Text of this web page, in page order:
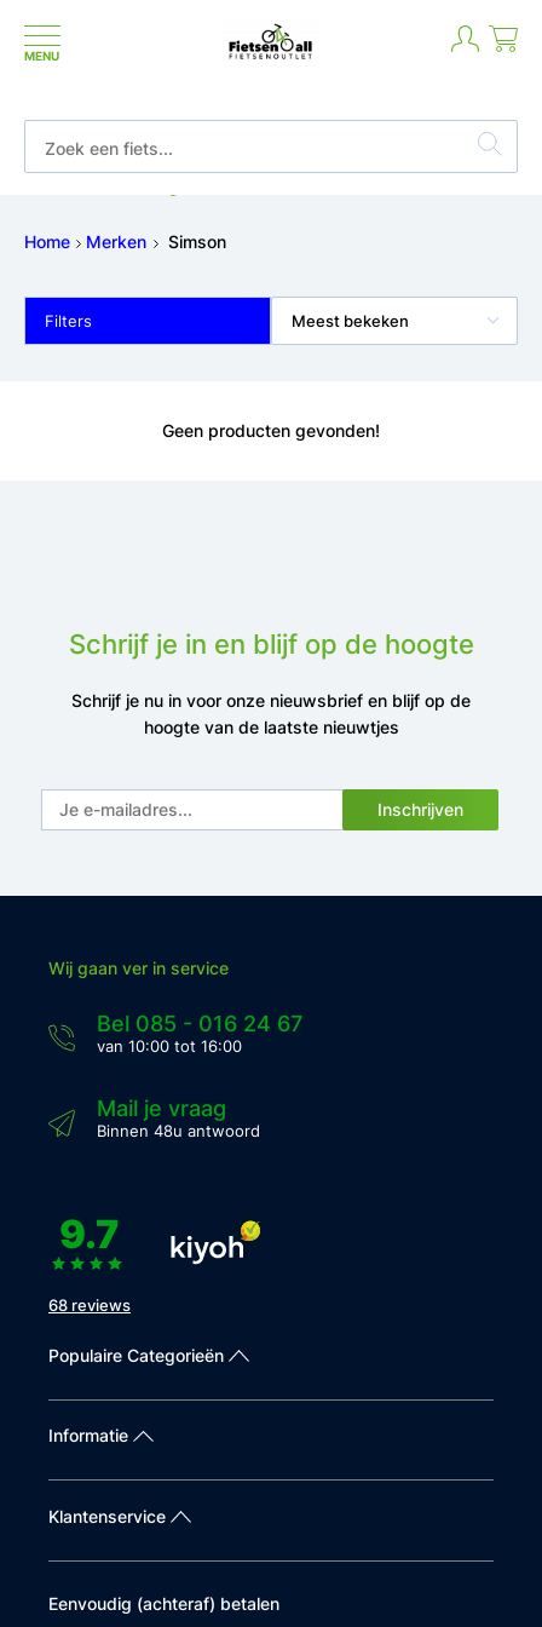
MENU
Home Merken Simson
Filters Meest bekeken
Geen producten gevonden!
Schrijf je in en blijf op de hoogte
Schrijf je nu in voor onze nieuwsbrief en blijf op de
hoogte van de laatste nieuwtjes
Inschrijven
Wij gaan ver in service
Bel 085 - 016 24 67
van 10:00 tot 16:00
Mail je vraag
Binnen 48u antwoord
9.7
68 reviews
Populaire Categorieën
Informatie
Klantenservice
Eenvoudig (achteraf) betalen